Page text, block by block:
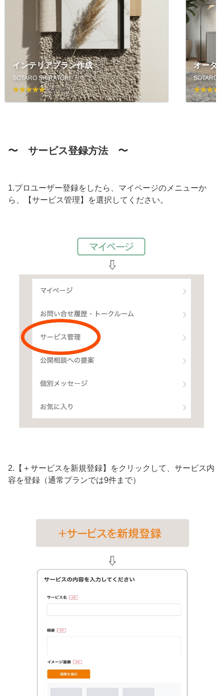
インテリアプラン作成
SOTARO SHIRATORI
5.0 (1)
オーダ
SOTARO
〜 サービス登録方法 〜
1.プロユーザー登録をしたら、マイページのメニューか
ら、【サービス管理】を選択してください。
2.【＋サービスを新規登録】をクリックして、サービス内
容を登録（通常プランでは9件まで）